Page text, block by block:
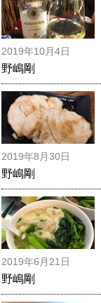
2019年10月4日
野嶋剛
2019年8月30日
野嶋剛
2019年6月21日
野嶋剛